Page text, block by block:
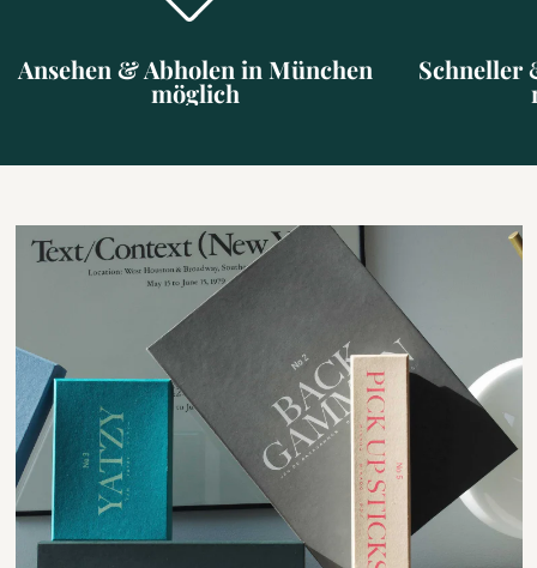
Ansehen & Abholen in München
möglich
Schneller